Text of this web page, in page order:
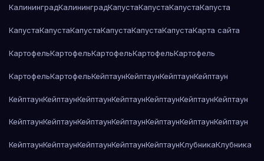
КалининградКалининградКапустаКапустаКапустаКапуста
КапустаКапустаКапустаКапустаКапустаКапустаКарта сайта
КартофельКартофельКартофельКартофельКартофель
КартофельКартофельКейптаунКейптаунКейптаунКейптаун
КейптаунКейптаунКейптаунКейптаунКейптаунКейптаунКейптаун
КейптаунКейптаунКейптаунКейптаунКейптаунКейптаунКейптаун
КейптаунКейптаунКейптаунКейптаунКейптаунКлубникаКлубника